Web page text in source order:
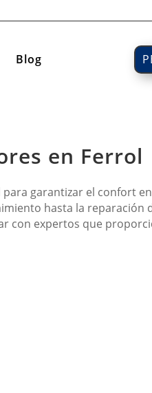
Blog
en Ferrol
garantizar el confort
hasta la reparación
con expertos que